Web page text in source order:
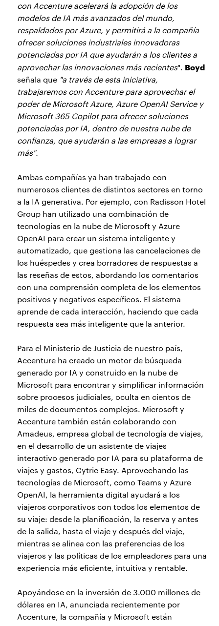
con Accenture acelerará la adopción de los
modelos de IA más avanzados del mundo,
respaldados por Azure, y permitirá a la compañía
ofrecer soluciones industriales innovadoras
potenciadas por IA que ayudarán a los clientes a
aprovechar las innovaciones más recientes". Boyd
señala que "a través de esta iniciativa,
trabajaremos con Accenture para aprovechar el
poder de Microsoft Azure, Azure OpenAI Service y
Microsoft 365 Copilot para ofrecer soluciones
potenciadas por IA, dentro de nuestra nube de
confianza, que ayudarán a las empresas a lograr
más".
Ambas compañías ya han trabajado con
numerosos clientes de distintos sectores en torno
a la IA generativa. Por ejemplo, con Radisson Hotel
Group han utilizado una combinación de
tecnologías en la nube de Microsoft y Azure
OpenAI para crear un sistema inteligente y
automatizado, que gestiona las cancelaciones de
los huéspedes y crea borradores de respuestas a
las reseñas de estos, abordando los comentarios
con una comprensión completa de los elementos
positivos y negativos específicos. El sistema
aprende de cada interacción, haciendo que cada
respuesta sea más inteligente que la anterior.
Para el Ministerio de Justicia de nuestro país,
Accenture ha creado un motor de búsqueda
generado por IA y construido en la nube de
Microsoft para encontrar y simplificar información
sobre procesos judiciales, oculta en cientos de
miles de documentos complejos. Microsoft y
Accenture también están colaborando con
Amadeus, empresa global de tecnología de viajes,
en el desarrollo de un asistente de viajes
interactivo generado por IA para su plataforma de
viajes y gastos, Cytric Easy. Aprovechando las
tecnologías de Microsoft, como Teams y Azure
OpenAI, la herramienta digital ayudará a los
viajeros corporativos con todos los elementos de
su viaje: desde la planificación, la reserva y antes
de la salida, hasta el viaje y después del viaje,
mientras se alinea con las preferencias de los
viajeros y las políticas de los empleadores para una
experiencia más eficiente, intuitiva y rentable.
Apoyándose en la inversión de 3.000 millones de
dólares en IA, anunciada recientemente por
Accenture, la compañía y Microsoft están